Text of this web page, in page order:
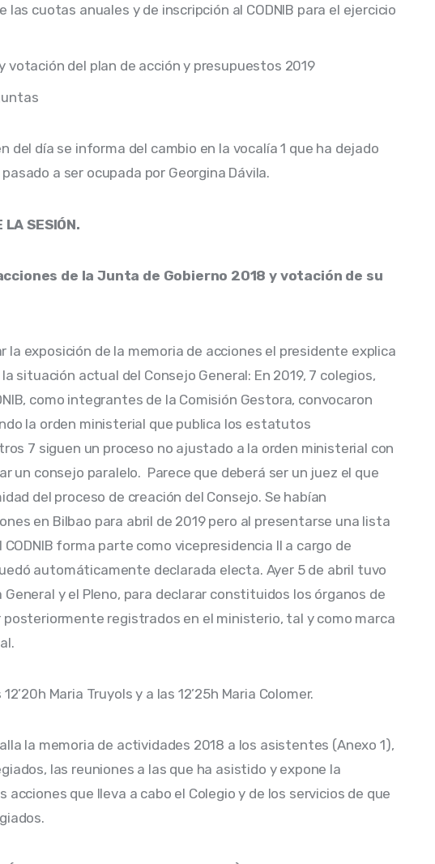
las cuotas anuales y de inscripción al CODNIB para el ejercicio
votación del plan de acción y presupuestos 2019
del día se informa del cambio en la vocalía 1 que ha dejado
a ser ocupada por Georgina Dávila.
LA SESIÓN.
de la Junta de Gobierno 2018 y votación de su
la exposición de la memoria de acciones el presidente explica
situación actual del Consejo General: En 2019, 7 colegios,
como integrantes de la Comisión Gestora, convocaron
la orden ministerial que publica los estatutos
7 siguen un proceso no ajustado a la orden ministerial con
un consejo paralelo.  Parece que deberá ser un juez el que
del proceso de creación del Consejo. Se habían
en Bilbao para abril de 2019 pero al presentarse una lista
CODNIB forma parte como vicepresidencia II a cargo de
automáticamente declarada electa. Ayer 5 de abril tuvo
General y el Pleno, para declarar constituidos los órganos de
posteriormente registrados en el ministerio, tal y como marca
Maria Truyols y a las 12’25h Maria Colomer.
la memoria de actividades 2018 a los asistentes (Anexo 1),
las reuniones a las que ha asistido y expone la
acciones que lleva a cabo el Colegio y de los servicios de que